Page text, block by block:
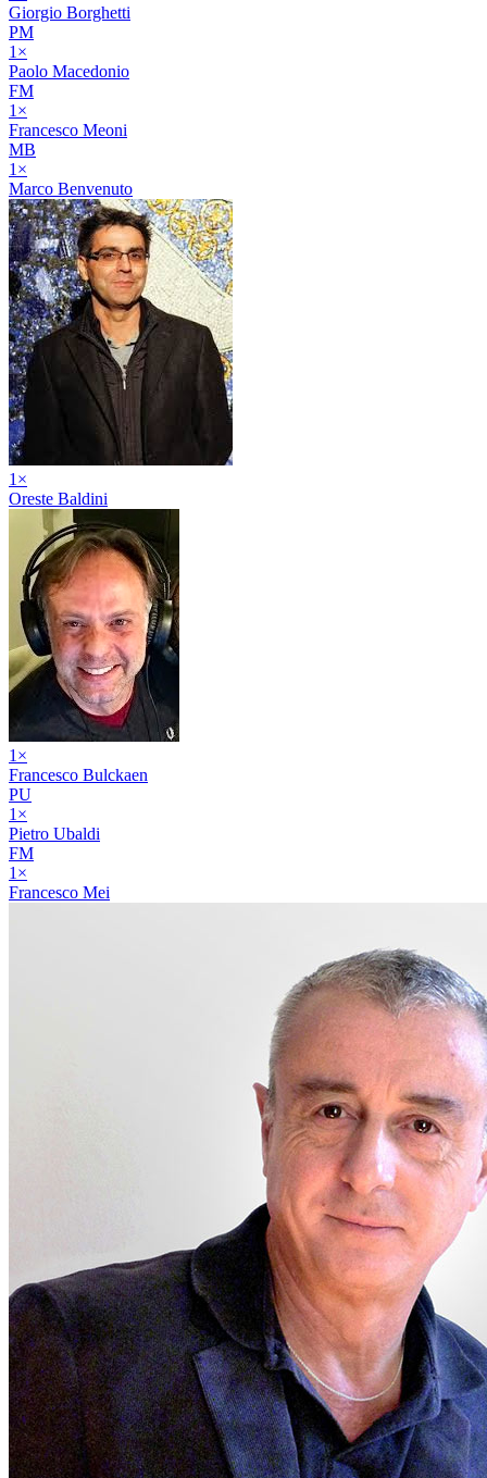
Giorgio Borghetti
PM
1 ×
Paolo Macedonio
FM
1 ×
Francesco Meoni
MB
1 ×
Marco Benvenuto
1 ×
Oreste Baldini
1 ×
Francesco Bulckaen
PU
1 ×
Pietro Ubaldi
FM
1 ×
Francesco Mei